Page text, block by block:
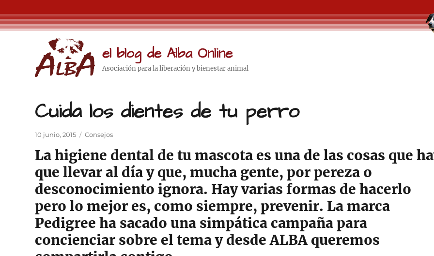
el blog de Alba Online
Asociación para la liberación y bienestar animal
Cuida los dientes de tu perro
Publicado
10 junio, 2015 Categorías
Consejos
La higiene dental de tu mascota es una de las cosas que
que llevar al día y que, mucha gente, por pereza o
desconocimiento ignora. Hay varias formas de hacerlo
pero lo mejor es, como siempre, prevenir. La marca
Pedigree ha sacado una simpática campaña para
concienciar sobre el tema y desde ALBA queremos